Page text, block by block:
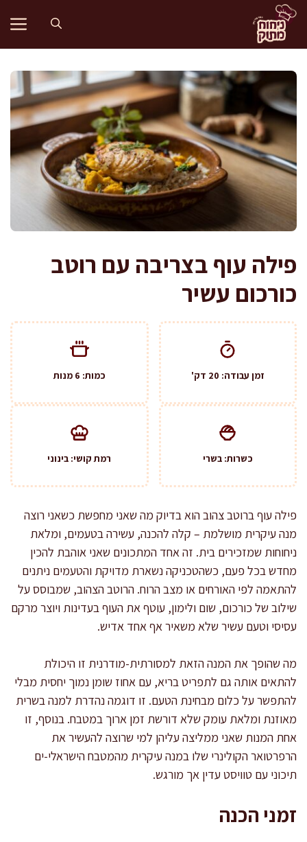
לדלג
לתוכן
פילה עוף בצריבה עם רוטב
כורכום עשיר
זמן עבודה: 20 דק' כמות: 6 מנות
כשרות: בשרי רמת קושי: בינוני
פילה עוף ברוטב צהוב הוא בדיוק מה שאני מחפשת כשאני רוצה
מנה עיקרית מושלמת – קלה להכנה, עשירה בטעמים, ומלאת
ניחוחות שמזכירים בית. זה אחד המתכונים שאני אוהבת להכין
מחדש בכל פעם, כשהטכניקה נשארת מדויקת והטעמים ניתנים
להתאמה לפי האורחים או מצב הרוח. הרוטב הצהוב, שמבוסס על
שילוב של כורכום, שום ולימון, עוטף את העוף בעדינות ויוצר מרקם
עסיסי וטעם עשיר שלא משאיר אף אחד אדיש.
מה שהופך את המנה הזאת למסורתית-מודרנית זו היכולת
להתאים אותה גם לתפריט בריא, עם אחוז שומן נמוך יחסית מבלי
להתפשר על כלום מבחינת הטעם. זו דוגמה נהדרת למנה בשרית
מאוזנת ומלאת עומק שלא דורשת זמן ארוך במטבח. בנוסף, זו
אחת המנות שאני ממליצה עליהן למי שרוצה להעשיר את
הרפרטואר הקולינרי שלו במנה עיקרית מהמטבח הישראלי-ים
תיכוני עם טוויסט עדין אך מורגש.
זמני הכנה